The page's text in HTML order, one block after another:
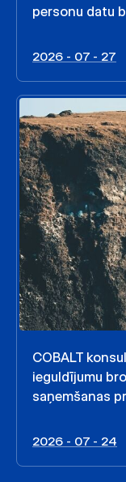
personu datu
2026 - 07 - 27
COBALT
ieguldījumu
saņemšanas
2026 - 07 - 24